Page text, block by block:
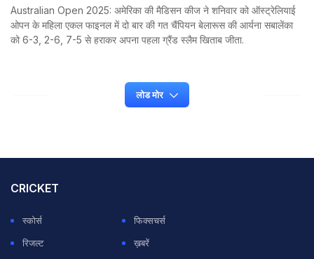
Australian Open 2025: अमेरिका की मैडिसन कीज ने शनिवार को ऑस्ट्रेलियाई
ओपन के महिला एकल फाइनल में दो बार की गत चैंपियन बेलारूस की आर्यना सबालेंका
को 6-3, 2-6, 7-5 से हराकर अपना पहला ग्रैंड स्लैम खिताब जीता.
लोड मोर
CRICKET
स्कोर्स
फिक्सचर्स
रिजल्ट
ख़बरें